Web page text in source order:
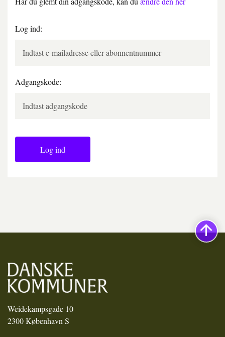
Log ind:
Adgangskode:
Log ind
Weidekampsgade 10
2300 København S